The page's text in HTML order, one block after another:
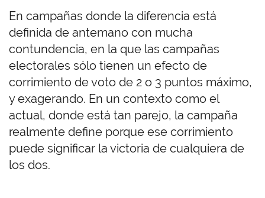
En campañas donde la diferencia está
definida de antemano con mucha
contundencia, en la que las campañas
electorales sólo tienen un efecto de
corrimiento de voto de 2 o 3 puntos máximo,
y exagerando. En un contexto como el
actual, donde está tan parejo, la campaña
realmente define porque ese corrimiento
puede significar la victoria de cualquiera de
los dos.